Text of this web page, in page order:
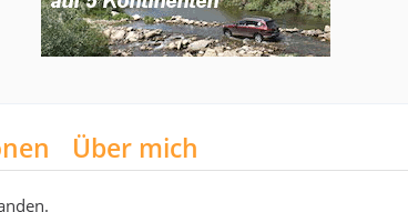
Über mich